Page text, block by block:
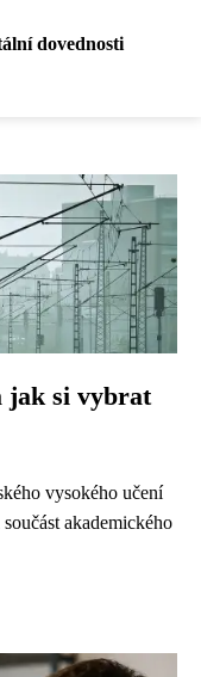
dovednosti
jak si vybrat
vysokého učení
akademického